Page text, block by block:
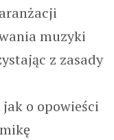
muzyki
z zasady
o opowieści